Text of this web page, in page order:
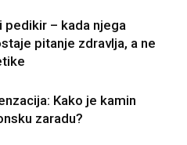
pedikir – kada njega
pitanje zdravlja, a ne
Kako je kamin
zaradu?